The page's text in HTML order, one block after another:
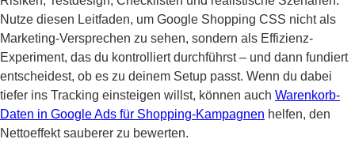
Nutze diesen Leitfaden, um Google Shopping CSS nicht als
Marketing-Versprechen zu sehen, sondern als Effizienz-
Experiment, das du kontrolliert durchführst – und dann fundiert
entscheidest, ob es zu deinem Setup passt. Wenn du dabei
tiefer ins Tracking einsteigen willst, können auch Warenkorb-
Daten in Google Ads für Shopping-Kampagnen helfen, den
Nettoeffekt sauberer zu bewerten.